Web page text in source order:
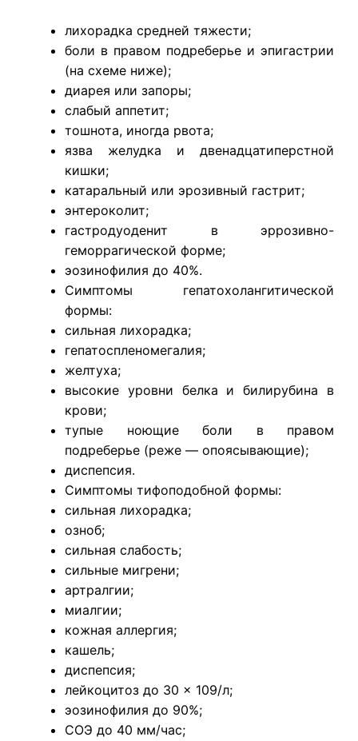
лихорадка средней тяжести;
боли в правом подреберье и эпигастрии
(на схеме ниже);
диарея или запоры;
слабый аппетит;
тошнота, иногда рвота;
язва желудка и двенадцатиперстной
кишки;
катаральный или эрозивный гастрит;
энтероколит;
гастродуоденит в эррозивно-
геморрагической форме;
эозинофилия до 40%.
Симптомы гепатохолангитической
формы:
сильная лихорадка;
гепатоспленомегалия;
желтуха;
высокие уровни белка и билирубина в
крови;
тупые ноющие боли в правом
подреберье (реже — опоясывающие);
диспепсия.
Симптомы тифоподобной формы:
сильная лихорадка;
озноб;
сильная слабость;
сильные мигрени;
артралгии;
миалгии;
кожная аллергия;
кашель;
диспепсия;
лейкоцитоз до 30 × 109/л;
эозинофилия до 90%;
СОЭ до 40 мм/час;